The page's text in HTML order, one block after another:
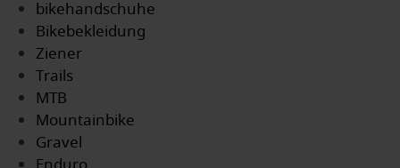
bikehandschuhe
Bikebekleidung
Ziener
Trails
MTB
Mountainbike
Gravel